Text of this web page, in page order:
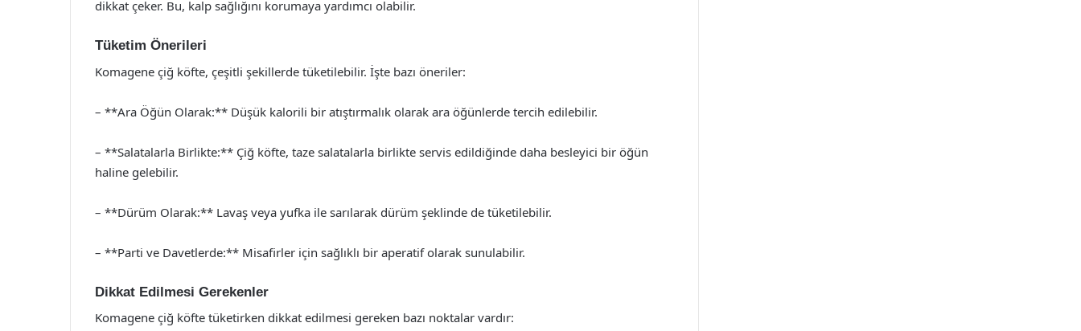
dikkat çeker. Bu, kalp sağlığını korumaya yardımcı olabilir.
Tüketim Önerileri
Komagene çiğ köfte, çeşitli şekillerde tüketilebilir. İşte bazı öneriler:
– **Ara Öğün Olarak:** Düşük kalorili bir atıştırmalık olarak ara öğünlerde tercih edilebilir.
– **Salatalarla Birlikte:** Çiğ köfte, taze salatalarla birlikte servis edildiğinde daha besleyici bir öğün
haline gelebilir.
– **Dürüm Olarak:** Lavaş veya yufka ile sarılarak dürüm şeklinde de tüketilebilir.
– **Parti ve Davetlerde:** Misafirler için sağlıklı bir aperatif olarak sunulabilir.
Dikkat Edilmesi Gerekenler
Komagene çiğ köfte tüketirken dikkat edilmesi gereken bazı noktalar vardır: